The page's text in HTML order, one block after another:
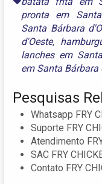
pronta em
Santa Bárbara
d'Oeste,
lanches em
em Santa Bárbara
Pesquisas
Whatsapp FRY
Suporte FRY
Atendimento
SAC FRY
Contato FRY